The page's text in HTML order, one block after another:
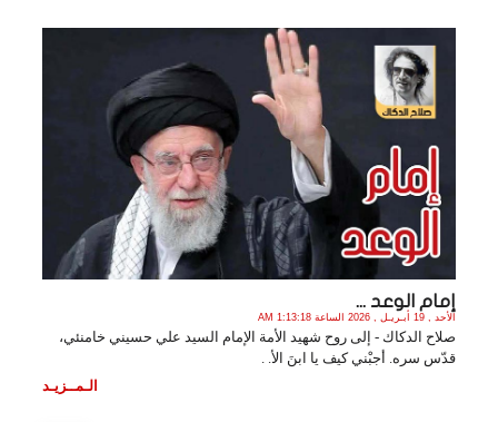
إمام الوعد ...
الأحد , 19 أبـريـل , 2026 الساعة 1:13:18 AM
صلاح الدكاك - إلى روح شهيد الأمة الإمام السيد علي حسيني خامنئي،
قدّس سره. أجبْني كيف يا ابنَ الأ. .
الـمــزيـد